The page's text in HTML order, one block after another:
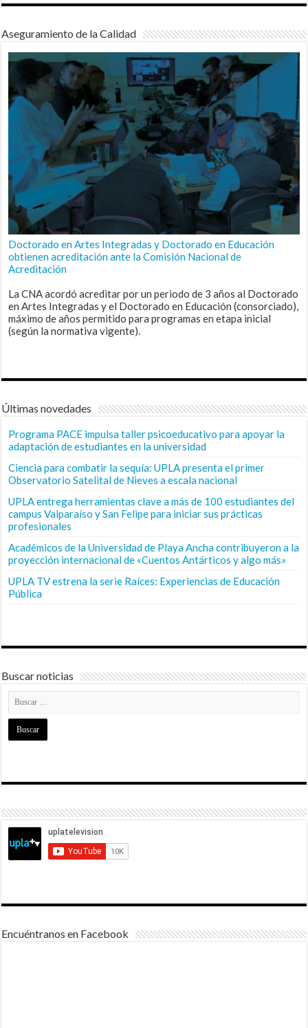
Aseguramiento de la Calidad
Doctorado en Artes Integradas y Doctorado en Educación
obtienen acreditación ante la Comisión Nacional de
Acreditación
La CNA acordó acreditar por un periodo de 3 años al Doctorado
en Artes Integradas y el Doctorado en Educación (consorciado),
máximo de años permitido para programas en etapa inicial
(según la normativa vigente).
Últimas novedades
Programa PACE impulsa taller psicoeducativo para apoyar la
adaptación de estudiantes en la universidad
Ciencia para combatir la sequía: UPLA presenta el primer
Observatorio Satelital de Nieves a escala nacional
UPLA entrega herramientas clave a más de 100 estudiantes del
campus Valparaíso y San Felipe para iniciar sus prácticas
profesionales
Académicos de la Universidad de Playa Ancha contribuyeron a la
proyección internacional de «Cuentos Antárticos y algo más»
UPLA TV estrena la serie Raíces: Experiencias de Educación
Pública
Buscar noticias
Encuéntranos en Facebook